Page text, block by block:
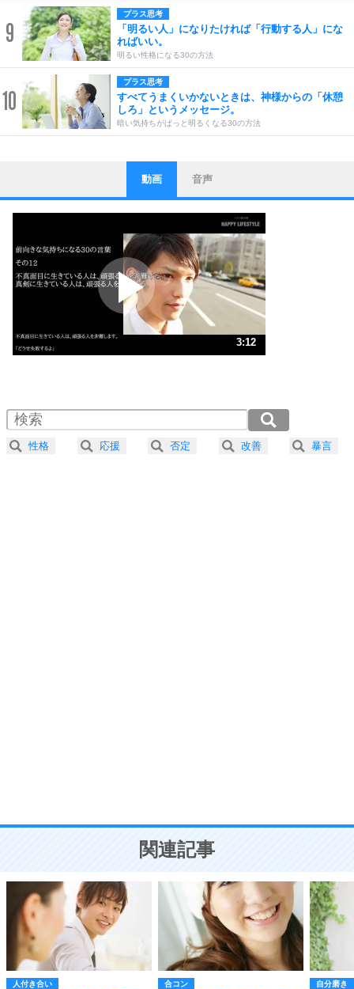
9
プラス思考
「明るい人」になりたければ「行動する人」にな
ればいい。
明るい性格になる30の方法
10
プラス思考
すべてうまくいかないときは、神様からの「休憩
しろ」というメッセージ。
暗い気持ちがぱっと明るくなる30の方法
1
ストレス対策
他人と比べない。
いっそのこと、他人を見ない。
いらいらしない人になる30の方法
プラス思考
ポジティブになれない原因は、行動しないから。
ポジティブ思考になる30の方法
ストレス対策
人生、なんとかなるもの。
気楽に生きる30の方法
4 器の大きい人は、怒りを優しさで表現する。
プラス思考
ことが大切。
動画 音声
3:12
2.0倍速 （377KB 1分36秒）
2.5倍速 （302KB 1分17秒）
3.0倍速 （252KB 1分4秒）
性格 応援 否定 改善 暴言
関連記事
人付き合い 合コン 自分磨き